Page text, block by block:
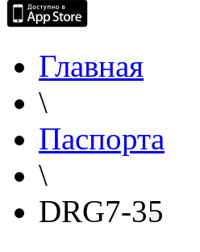
Главная
\
Паспорта
\
DRG7-35